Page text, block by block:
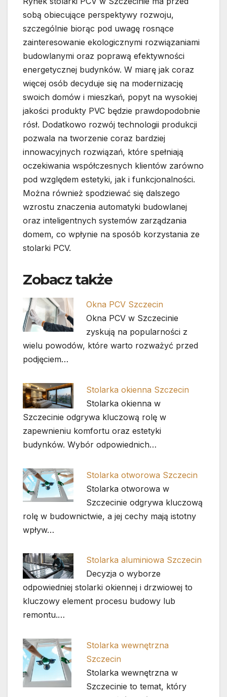
sobą obiecujące perspektywy rozwoju,
szczególnie biorąc pod uwagę rosnące
zainteresowanie ekologicznymi rozwiązaniami
budowlanymi oraz poprawą efektywności
energetycznej budynków. W miarę jak coraz
więcej osób decyduje się na modernizację
swoich domów i mieszkań, popyt na wysokiej
jakości produkty PVC będzie prawdopodobnie
rósł. Dodatkowo rozwój technologii produkcji
pozwala na tworzenie coraz bardziej
innowacyjnych rozwiązań, które spełniają
oczekiwania współczesnych klientów zarówno
pod względem estetyki, jak i funkcjonalności.
Można również spodziewać się dalszego
wzrostu znaczenia automatyki budowlanej
oraz inteligentnych systemów zarządzania
domem, co wpłynie na sposób korzystania ze
stolarki PCV.
Zobacz także
Okna PCV Szczecin
Okna PCV w Szczecinie
zyskują na popularności z
wielu powodów, które warto rozważyć przed
podjęciem…
Stolarka okienna Szczecin
Stolarka okienna w
Szczecinie odgrywa kluczową rolę w
zapewnieniu komfortu oraz estetyki
budynków. Wybór odpowiednich…
Stolarka otworowa Szczecin
Stolarka otworowa w
Szczecinie odgrywa kluczową
rolę w budownictwie, a jej cechy mają istotny
wpływ…
Stolarka aluminiowa Szczecin
Decyzja o wyborze
odpowiedniej stolarki okiennej i drzwiowej to
kluczowy element procesu budowy lub
remontu.…
Stolarka wewnętrzna
Szczecin
Stolarka wewnętrzna w
Szczecinie to temat, który